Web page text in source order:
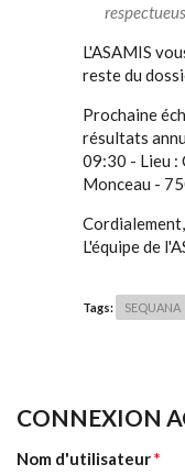
L'ASAMIS
reste du
Prochaine
résultats
09:30 - Lieu :
Monceau -
Cordialement,
L'équipe de
Tags: SEQUANA
CONNEXION
Nom d'utilisateur*